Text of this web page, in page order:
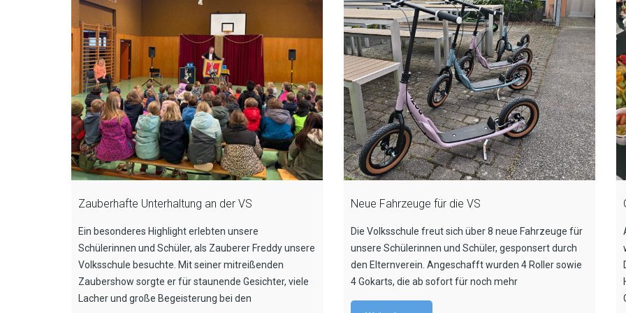
Zauberhafte Unterhaltung an der VS
Ein besonderes Highlight erlebten unsere
Schülerinnen und Schüler, als Zauberer Freddy unsere
Volksschule besuchte. Mit seiner mitreißenden
Zaubershow sorgte er für staunende Gesichter, viele
Lacher und große Begeisterung bei den
Neue Fahrzeuge für die VS
Die Volksschule freut sich über 8 neue Fahrzeuge für
unsere Schülerinnen und Schüler, gesponsert durch
den Elternverein. Angeschafft wurden 4 Roller sowie
4 Gokarts, die ab sofort für noch mehr